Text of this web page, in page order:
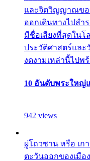
และจิตวิญญาณขอ
ออกเดินทางไปสำ
มีชื่อเสียงที่สุดใน
ประวัติศาสตร์แล
งดงามเหล่านี้ไปพ
10 อันดับพระใหญ่
942 views
ผู่โถวซาน หรือ เก
ตะวันออกของเมือ